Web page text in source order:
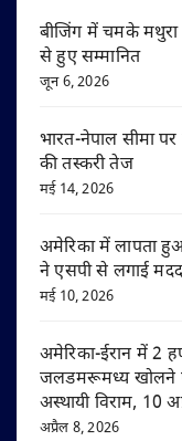
बीजिंग में चमके मथुरा
से हुए सम्मानित
जून 6, 2026
भारत-नेपाल सीमा पर
की तस्करी तेज
मई 14, 2026
अमेरिका में लापता
ने एसपी से लगाई
मई 10, 2026
अमेरिका-ईरान में 2
जलडमरूमध्य खोलने
अस्थायी विराम, 10
अप्रैल 8, 2026